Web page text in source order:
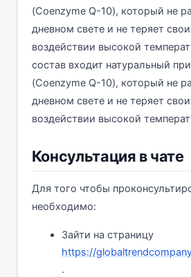
(Coenzyme Q-10), который не
дневном свете и не теряет
воздействии высокой
состав входит натуральный
(Coenzyme Q-10), который не
дневном свете и не теряет
воздействии высокой
Консультация в чате
Для того чтобы
необходимо:
Зайти на страницу
https://
.